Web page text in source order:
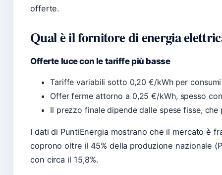
offerte.
Qual è il fornitore di energia
Offerte luce con le tariffe più basse
Tariffe variabili sotto 0,20 €/kWh per
Offer ferme attorno a 0,25 €/kWh, spesso
Il prezzo finale dipende dalle spese fisse,
I dati di PuntiEnergia mostrano che il mercato è
coprono oltre il 45% della produzione nazionale
con circa il 15,8%.